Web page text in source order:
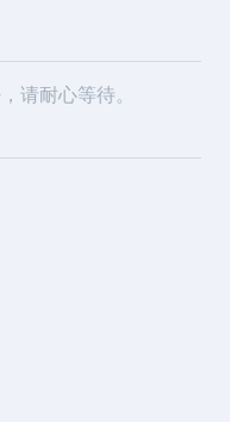
请耐心等待。